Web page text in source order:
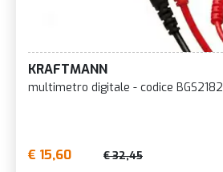
KRAFTMANN
multimetro digitale - codice BGS2182
€ 15,60 € 32,45